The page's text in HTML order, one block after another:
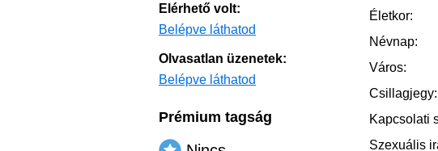
Életkor:
Névnap:
Város:
Csillagjegy:
Kapcsolati
Szexuális
Elérhető volt:
Belépve láthatod
Olvasatlan üzenetek:
Belépve láthatod
Prémium tagság